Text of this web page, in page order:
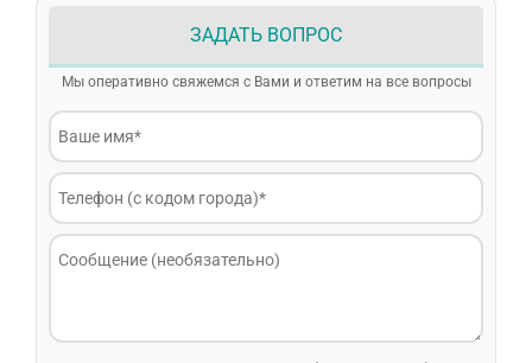
ЗАДАТЬ ВОПРОС
Мы оперативно свяжемся с Вами и ответим на все вопросы